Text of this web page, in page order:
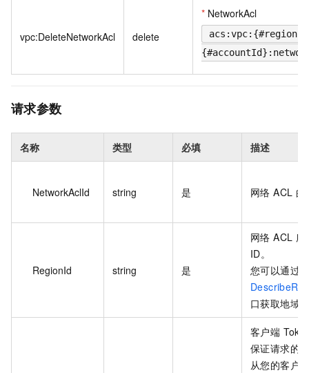
vpc:DeleteNetworkAcl delete
* NetworkAcl
请求参数
名称 类型 必填 描述
NetworkAclId string 是 网络 ACL 的
RegionId string 是
网络 ACL 所
ID。
您可以通过
口获取地域
客户端
保证请求的
从您的客户